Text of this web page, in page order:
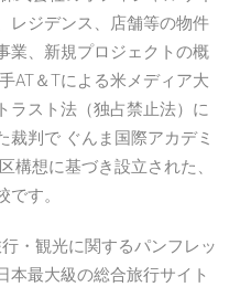
レジデンス、店舗等の物件
業、新規プロジェクトの概
AT＆Tによる米メディア大
ラスト法（独占禁止法）に
裁判で ぐんま国際アカデミ
構想に基づき設立された、
す。
・観光に関するパンフレッ
本最大級の総合旅行サイト